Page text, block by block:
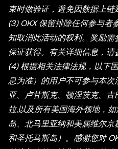
束时做验证，避免因数据上链
(3) OKX 保留排除任何参与者
知取消此活动的权利。奖励
保证获得。有关详细信息，请
(4) 根据相关法律法规，以下
息为准）的用户不可参与本
亚、卢甘斯克、顿涅茨克、
拉,以及所有美国海外领地，
岛、北马里亚纳和美属维尔
和圣托马斯岛）。感谢您对